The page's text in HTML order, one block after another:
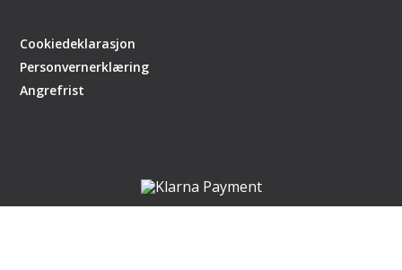
Cookiedeklarasjon
Personvernerklæring
Angrefrist